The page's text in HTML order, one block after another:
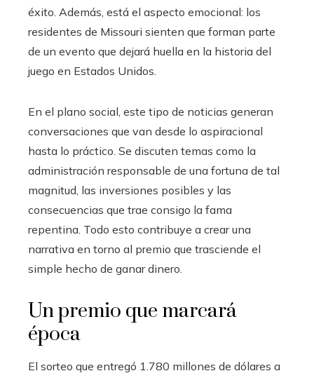
éxito. Además, está el aspecto emocional: los
residentes de Missouri sienten que forman parte
de un evento que dejará huella en la historia del
juego en Estados Unidos.
En el plano social, este tipo de noticias generan
conversaciones que van desde lo aspiracional
hasta lo práctico. Se discuten temas como la
administración responsable de una fortuna de tal
magnitud, las inversiones posibles y las
consecuencias que trae consigo la fama
repentina. Todo esto contribuye a crear una
narrativa en torno al premio que trasciende el
simple hecho de ganar dinero.
Un premio que marcará
época
El sorteo que entregó 1.780 millones de dólares a